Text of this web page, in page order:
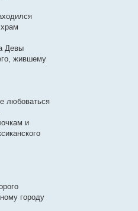
Девы
жившему
любоваться
и
городу